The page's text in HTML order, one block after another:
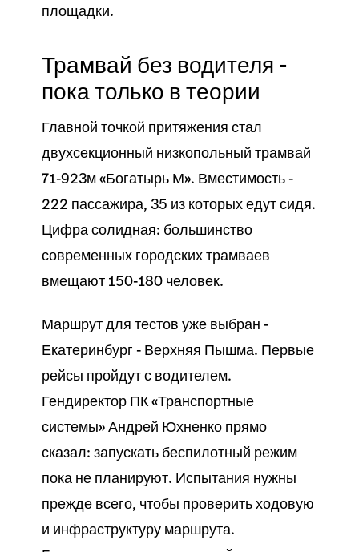
площадки.
Трамвай без водителя -
пока только в теории
Главной точкой притяжения стал
двухсекционный низкопольный трамвай
71-923м «Богатырь М». Вместимость -
222 пассажира, 35 из которых едут сидя.
Цифра солидная: большинство
современных городских трамваев
вмещают 150-180 человек.
Маршрут для тестов уже выбран -
Екатеринбург - Верхняя Пышма. Первые
рейсы пройдут с водителем.
Гендиректор ПК «Транспортные
системы» Андрей Юхненко прямо
сказал: запускать беспилотный режим
пока не планируют. Испытания нужны
прежде всего, чтобы проверить ходовую
и инфраструктуру маршрута.